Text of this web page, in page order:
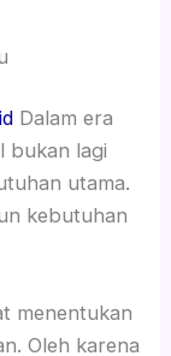
Dalam era
bukan lagi
utama.
kebutuhan
menentukan
Oleh karena